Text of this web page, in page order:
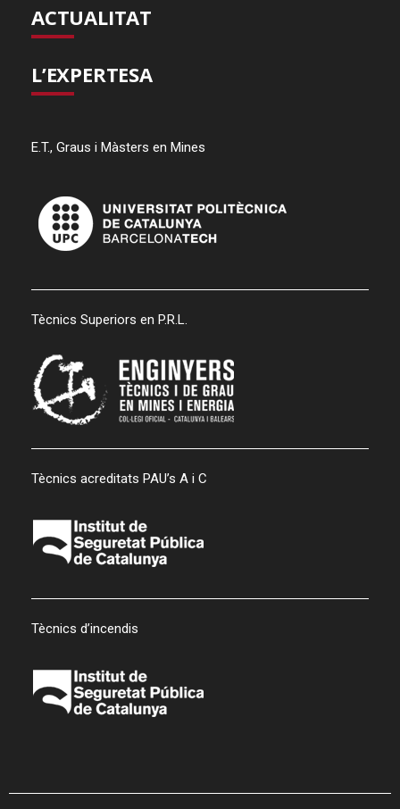
ACTUALITAT
L’EXPERTESA
E.T., Graus i Màsters en Mines
Tècnics Superiors en P.R.L.
Tècnics acreditats PAU’s A i C
Tècnics d’incendis